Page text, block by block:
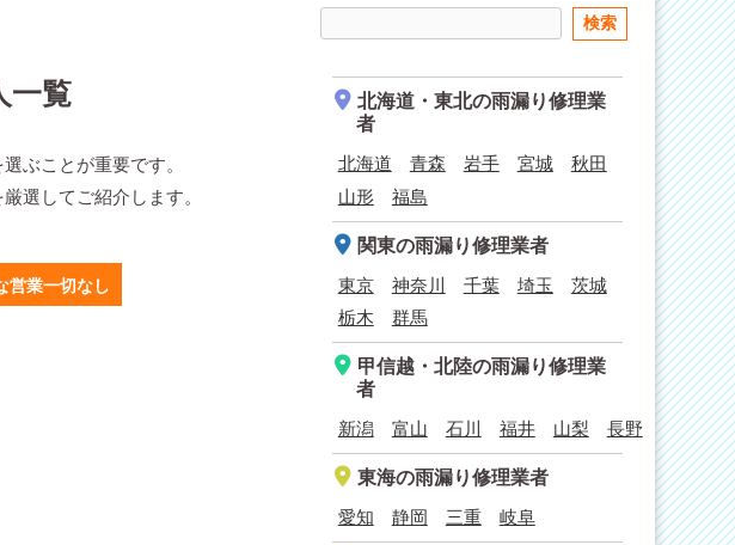
一覧
ぶことが重要です。
選してご紹介します。
営業一切なし
北海道・東北の雨漏り修理業
者
北海道
青森 岩手 宮城
秋田
山形
福島
関東の雨漏り修理業者
東京
神奈川 千葉 埼玉
茨城
栃木
群馬
甲信越・北陸の雨漏り修理業
者
新潟
富山 石川 福井 山梨 長野
東海の雨漏り修理業者
愛知
静岡 三重 岐阜